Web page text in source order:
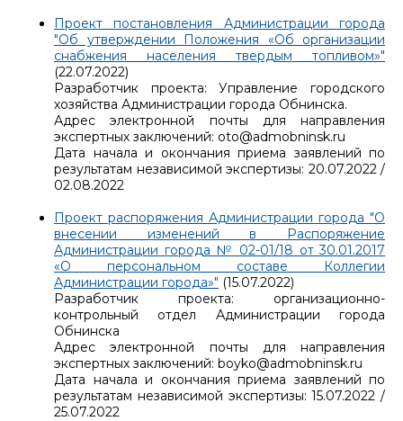
Проект постановления Администрации города
"Об утверждении Положения «Об организации
снабжения населения твердым топливом»"
(22.07.2022)
Разработчик проекта: Управление городского
хозяйства Администрации города Обнинска.
Адрес электронной почты для направления
экспертных заключений: oto@admobninsk.ru
Дата начала и окончания приема заявлений по
результатам независимой экспертизы: 20.07.2022 /
02.08.2022
Проект распоряжения Администрации города "О
внесении изменений в Распоряжение
Администрации города № 02-01/18 от 30.01.2017
«О персональном составе Коллегии
Администрации города»" (15.07.2022)
Разработчик проекта: организационно-
контрольный отдел Администрации города
Обнинска
Адрес электронной почты для направления
экспертных заключений: boyko@admobninsk.ru
Дата начала и окончания приема заявлений по
результатам независимой экспертизы: 15.07.2022 /
25.07.2022